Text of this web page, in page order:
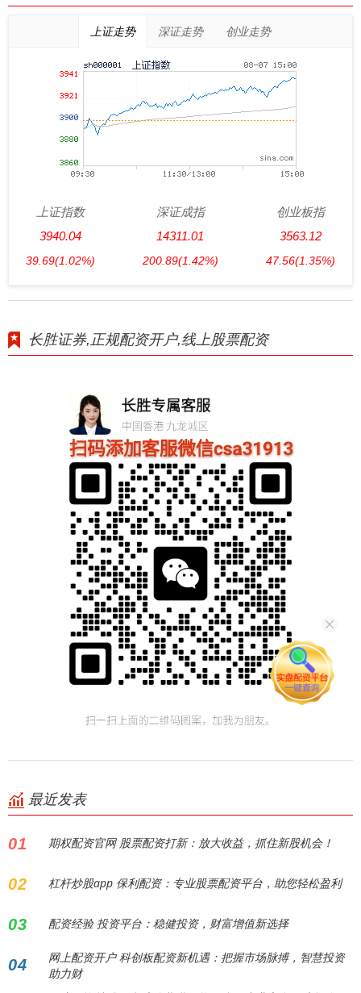
上证走势 深证走势 创业走势
上证指数
3940.04
39.69(1.02%)
深证成指
14311.01
200.89(1.42%)
创业板指
3563.12
47.56(1.35%)
长胜证券,正规配资开户,线上股票配资
最近发表
01 期权配资官网 股票配资打新：放大收益，抓住新股机会！
02 杠杆炒股app 保利配资：专业股票配资平台，助您轻松盈利
03 配资经验 投资平台：稳健投资，财富增值新选择
04
网上配资开户 科创板配资新机遇：把握市场脉搏，智慧投资
助力财